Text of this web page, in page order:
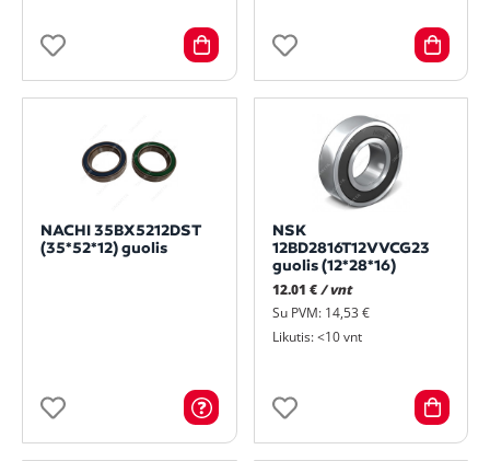
NACHI 35BX5212DST
(35*52*12) guolis
NSK
12BD2816T12VVCG23
guolis (12*28*16)
12.01 € / vnt
Su PVM: 14,53 €
Likutis: <10 vnt